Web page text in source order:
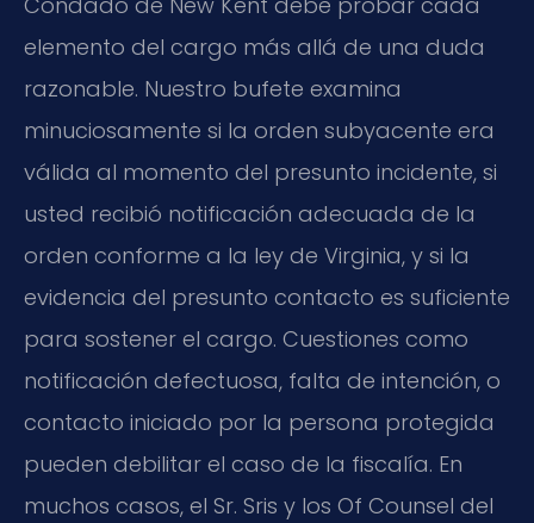
elemento del cargo más allá de una duda
razonable. Nuestro bufete examina
minuciosamente si la orden subyacente era
válida al momento del presunto incidente, si
usted recibió notificación adecuada de la
orden conforme a la ley de Virginia, y si la
evidencia del presunto contacto es suficiente
para sostener el cargo. Cuestiones como
notificación defectuosa, falta de intención, o
contacto iniciado por la persona protegida
pueden debilitar el caso de la fiscalía. En
muchos casos, el Sr. Sris y los Of Counsel del